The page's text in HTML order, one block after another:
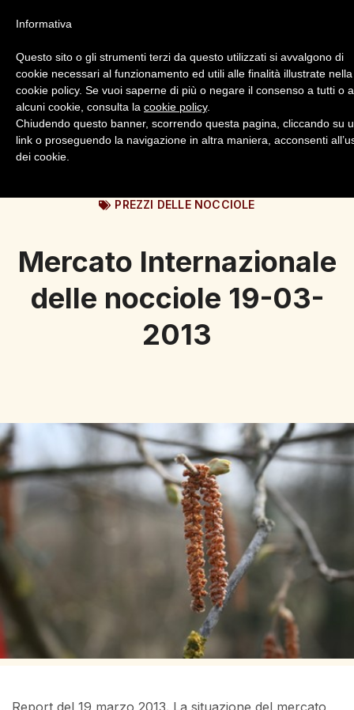
Login Registrazione
PREZZI DELLE NOCCIOLE
Mercato Internazionale
delle nocciole 19-03-
2013
Informativa
Questo sito o gli strumenti terzi da questo utilizzati si avvalgono di
cookie necessari al funzionamento ed utili alle finalità illustrate nella
cookie policy. Se vuoi saperne di più o negare il consenso a tutti o
alcuni cookie, consulta la cookie policy.
Chiudendo questo banner, scorrendo questa pagina, cliccando su
link o proseguendo la navigazione in altra maniera, acconsenti
dei cookie.